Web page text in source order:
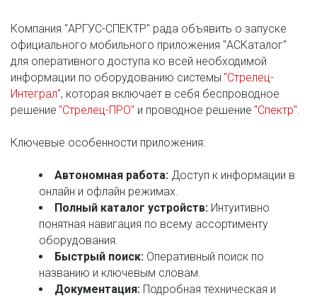
Компания "АРГУС-СПЕКТР" рада объявить о запуске
официального мобильного приложения "АСКаталог"
для оперативного доступа ко всей необходимой
информации по оборудованию системы "Стрелец-
Интеграл", которая включает в себя беспроводное
решение "Стрелец-ПРО" и проводное решение "Спектр".
Ключевые особенности приложения:
Автономная работа: Доступ к информации в
онлайн и офлайн режимах.
Полный каталог устройств: Интуитивно
понятная навигация по всему ассортименту
оборудования.
Быстрый поиск: Оперативный поиск по
названию и ключевым словам.
Документация: Подробная техническая и